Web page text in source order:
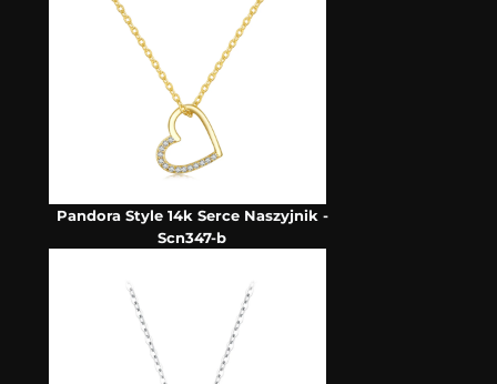
Pandora Style 14k Serce Naszyjnik -
Scn347-b